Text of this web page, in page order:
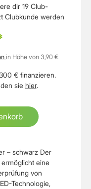
– schwarz Der
eine
von
Technologie,
dir 19 Club-
Clubkunde werden
in Höhe von 3,90 €
€ finanzieren.
sie hier.